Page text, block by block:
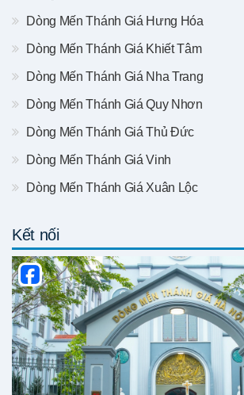
Dòng Mến Thánh Giá Hưng Hóa
Dòng Mến Thánh Giá Khiết Tâm
Dòng Mến Thánh Giá Nha Trang
Dòng Mến Thánh Giá Quy Nhơn
Dòng Mến Thánh Giá Thủ Đức
Dòng Mến Thánh Giá Vinh
Dòng Mến Thánh Giá Xuân Lộc
Kết nối